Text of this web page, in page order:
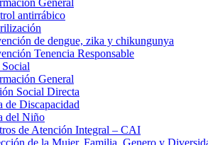
antirrábico
de dengue, zika y chikungunya
Tenencia Responsable
General
Social Directa
de Discapacidad
del Niño
de Atención Integral – CAI
de la Mujer, Familia, Genero y